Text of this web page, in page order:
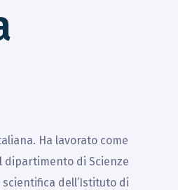
Ha lavorato come
dipartimento di Scienze
dell’Istituto di